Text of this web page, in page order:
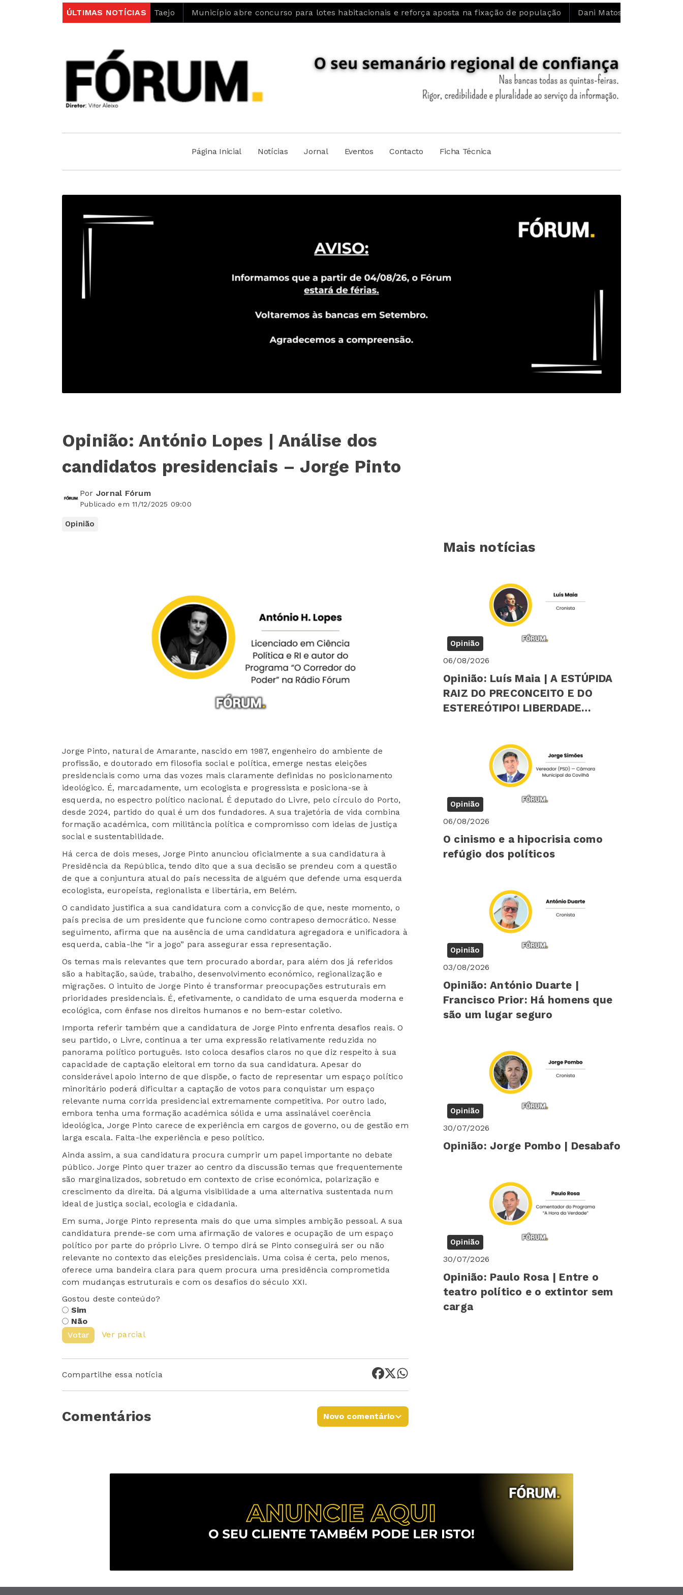
ÚLTIMAS NOTÍCIAS
do projeto LIFE Alnus Taejo Município abre concurso para lotes habitacionais e reforça aposta na fixação de população Dani Matos: “Confio no trabalho que
Página Inicial Notícias Jornal Eventos Contacto Ficha Técnica
Opinião: António Lopes | Análise dos
candidatos presidenciais – Jorge Pinto
Por Jornal Fórum
Publicado em 11/12/2025 09:00
Opinião
Jorge Pinto, natural de Amarante, nascido em 1987, engenheiro do ambiente de
profissão, e doutorado em filosofia social e política, emerge nestas eleições
presidenciais como uma das vozes mais claramente definidas no posicionamento
ideológico. É, marcadamente, um ecologista e progressista e posiciona-se à
esquerda, no espectro político nacional. É deputado do Livre, pelo círculo do Porto,
desde 2024, partido do qual é um dos fundadores. A sua trajetória de vida combina
formação académica, com militância política e compromisso com ideias de justiça
social e sustentabilidade.
Há cerca de dois meses, Jorge Pinto anunciou oficialmente a sua candidatura à
Presidência da República, tendo dito que a sua decisão se prendeu com a questão
de que a conjuntura atual do país necessita de alguém que defende uma esquerda
ecologista, europeísta, regionalista e libertária, em Belém.
O candidato justifica a sua candidatura com a convicção de que, neste momento, o
país precisa de um presidente que funcione como contrapeso democrático. Nesse
seguimento, afirma que na ausência de uma candidatura agregadora e unificadora à
esquerda, cabia-lhe “ir a jogo” para assegurar essa representação.
Os temas mais relevantes que tem procurado abordar, para além dos já referidos
são a habitação, saúde, trabalho, desenvolvimento económico, regionalização e
migrações. O intuito de Jorge Pinto é transformar preocupações estruturais em
prioridades presidenciais. É, efetivamente, o candidato de uma esquerda moderna e
ecológica, com ênfase nos direitos humanos e no bem-estar coletivo.
Importa referir também que a candidatura de Jorge Pinto enfrenta desafios reais. O
seu partido, o Livre, continua a ter uma expressão relativamente reduzida no
panorama político português. Isto coloca desafios claros no que diz respeito à sua
capacidade de captação eleitoral em torno da sua candidatura. Apesar do
considerável apoio interno de que dispõe, o facto de representar um espaço político
minoritário poderá dificultar a captação de votos para conquistar um espaço
relevante numa corrida presidencial extremamente competitiva. Por outro lado,
embora tenha uma formação académica sólida e uma assinalável coerência
ideológica, Jorge Pinto carece de experiência em cargos de governo, ou de gestão em
larga escala. Falta-lhe experiência e peso político.
Ainda assim, a sua candidatura procura cumprir um papel importante no debate
público. Jorge Pinto quer trazer ao centro da discussão temas que frequentemente
são marginalizados, sobretudo em contexto de crise económica, polarização e
crescimento da direita. Dá alguma visibilidade a uma alternativa sustentada num
ideal de justiça social, ecologia e cidadania.
Em suma, Jorge Pinto representa mais do que uma simples ambição pessoal. A sua
candidatura prende-se com uma afirmação de valores e ocupação de um espaço
político por parte do próprio Livre. O tempo dirá se Pinto conseguirá ser ou não
relevante no contexto das eleições presidenciais. Uma coisa é certa, pelo menos,
oferece uma bandeira clara para quem procura uma presidência comprometida
com mudanças estruturais e com os desafios do século XXI.
Gostou deste conteúdo?
Sim
Não
Votar
Ver parcial
Compartilhe essa notícia
Comentários Novo comentário
Mais notícias
Opinião
06/08/2026
Opinião: Luís Maia | A ESTÚPIDA
RAIZ DO PRECONCEITO E DO
ESTEREÓTIPO! LIBERDADE
Opinião
06/08/2026
O cinismo e a hipocrisia como
refúgio dos políticos
Opinião
03/08/2026
Opinião: António Duarte |
Francisco Prior: Há homens que
são um lugar seguro
Opinião
30/07/2026
Opinião: Jorge Pombo | Desabafo
Opinião
30/07/2026
Opinião: Paulo Rosa | Entre o
teatro político e o extintor sem
carga